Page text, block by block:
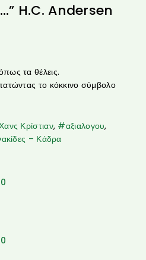
H.C. Andersen
τα θέλεις.
το κόκκινο σύμβολο
Κρίστιαν, #αξιαλογου,
– Κάδρα